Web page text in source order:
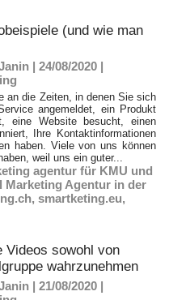
(und wie man
| 24/08/2020 |
an die Zeiten, in denen Sie sich
angemeldet, ein Produkt
eine Website besucht, einen
Ihre Kontaktinformationen
haben. Viele von uns können
weil uns ein guter...
agentur für KMU und
Marketing Agentur in der
, smartketing.eu,
Videos sowohl von
wahrzunehmen
| 21/08/2020 |